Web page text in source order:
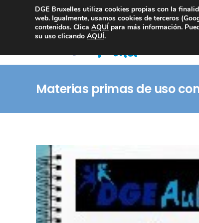
Consultoría Compliance
Materias primas de uso
DGE Bruxelles utiliza cookies propias con la
web. Igualmente, usamos cookies de terceros
contenidos. Clica AQUÍ para más información.
su uso clicando AQUÍ.